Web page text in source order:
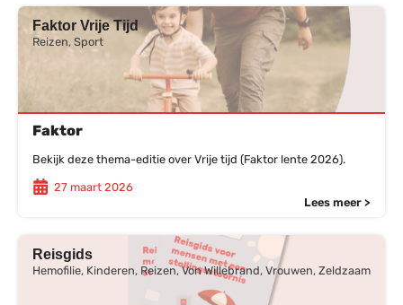
Faktor Vrije Tijd
Reizen, Sport
Faktor
Bekijk deze thema-editie over Vrije tijd (Faktor lente 2026).
27 maart 2026
Lees meer >
Reisgids
Hemofilie, Kinderen, Reizen, Von Willebrand, Vrouwen, Zeldzaam